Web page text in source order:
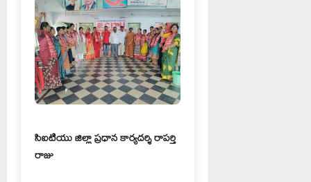
సిఐటియు జిల్లా ప్రధాన కార్యదర్శి రాపర్తి
రాజు